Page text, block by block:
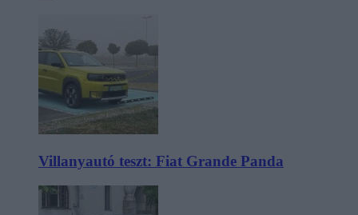
Villanyautó teszt: Fiat Grande Panda